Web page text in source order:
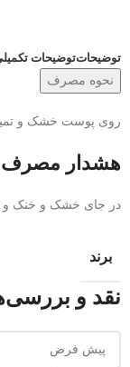
توضیحاتتوضیحات
نحوه مصرف
روی پوست خشک و
هشدار
در جای خشک و خنک و
برند
نقد و